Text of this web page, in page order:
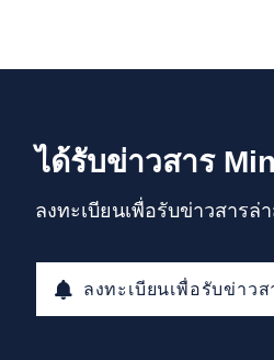
ได้รับข่าวสาร
ลงทะเบียนเพื่อรับข่าวสารล่
ลงทะเบียนเพื่อรับข่าวส